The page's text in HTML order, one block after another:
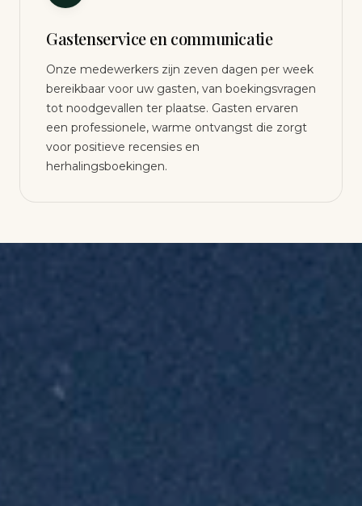
Gastenservice en communicatie
Onze medewerkers zijn zeven dagen per week
bereikbaar voor uw gasten, van boekingsvragen
tot noodgevallen ter plaatse. Gasten ervaren
een professionele, warme ontvangst die zorgt
voor positieve recensies en
herhalingsboekingen.